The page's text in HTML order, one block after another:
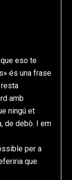
eso te
és una frase
amb
ningú et
de debò. I em
per a
que